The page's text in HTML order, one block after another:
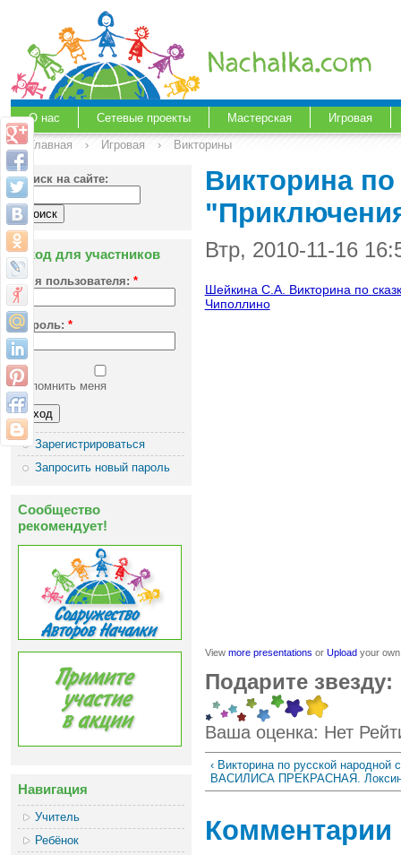
О нас Сетевые проекты Мастерская
Игровая
Главная
› Игровая › Викторины
Поиск на сайте:
Вход для участников
Имя пользователя: *
Пароль: *
Запомнить меня
Зарегистрироваться
Запросить новый пароль
Сообщество
рекомендует!
Навигация
Учитель
Ребёнок
Викторина
Втр, 2010-11-16
Шейкина С.А. Викторина по
Чиполлино
View more presentations or Uploadyour
Подарите звезду:
Ваша оценка: Нет
‹ Викторина по русской народной
ВАСИЛИСА ПРЕКРАСНАЯ.
Комментарии